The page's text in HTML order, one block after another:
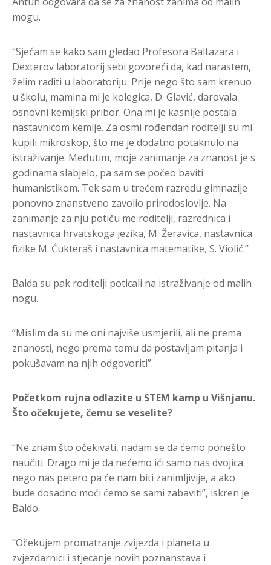
mogu.
“Sjećam se kako sam gledao Profesora Baltazara i
Dexterov laboratorij sebi govoreći da, kad narastem,
želim raditi u laboratoriju. Prije nego što sam krenuo
u školu, mamina mi je kolegica, D. Glavić, darovala
osnovni kemijski pribor. Ona mi je kasnije postala
nastavnicom kemije. Za osmi rođendan roditelji su mi
kupili mikroskop, što me je dodatno potaknulo na
istraživanje. Međutim, moje zanimanje za znanost je s
godinama slabjelo, pa sam se počeo baviti
humanistikom. Tek sam u trećem razredu gimnazije
ponovno znanstveno zavolio prirodoslovlje. Na
zanimanje za nju potiču me roditelji, razrednica i
nastavnica hrvatskoga jezika, M. Žeravica, nastavnica
fizike M. Ćukteraš i nastavnica matematike, S. Violić.”
Balda su pak roditelji poticali na istraživanje od malih
nogu.
“Mislim da su me oni najviše usmjerili, ali ne prema
znanosti, nego prema tomu da postavljam pitanja i
pokušavam na njih odgovoriti”.
Početkom rujna odlazite u STEM kamp u Višnjanu.
Što očekujete, čemu se veselite?
“Ne znam što očekivati, nadam se da ćemo ponešto
naučiti. Drago mi je da nećemo ići samo nas dvojica
nego nas petero pa će nam biti zanimljivije, a ako
bude dosadno moći ćemo se sami zabaviti”, iskren je
Baldo.
“Očekujem promatranje zvijezda i planeta u
zvjezdarnici i stjecanje novih poznanstava i